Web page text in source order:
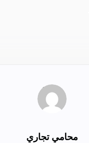
محامي تجاري